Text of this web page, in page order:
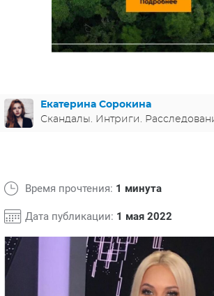
МЕЛОДРАМЫ
ФРАНЦИЯ
СВЕТСКИЕ НОВОСТИ
Екатерина Сорокина
Скандалы. Интриги.
Время прочтения: 1 минута
Дата публикации: 1 мая 2022